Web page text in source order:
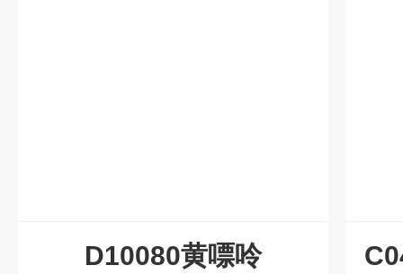
D10080黄嘌呤